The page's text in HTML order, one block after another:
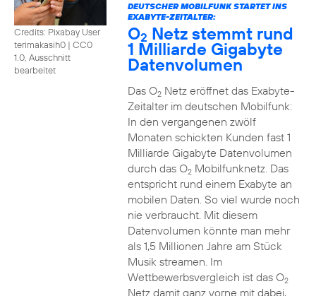
Credits: Pixabay User
terimakasih0 | CC0
1.0, Ausschnitt
bearbeitet
DEUTSCHER MOBILFUNK STARTET INS
EXABYTE-ZEITALTER:
O2 Netz stemmt rund
1 Milliarde Gigabyte
Datenvolumen
Das O2Netz eröffnet das Exabyte-
Zeitalter im deutschen Mobilfunk:
In den vergangenen zwölf
Monaten schickten Kunden fast 1
Milliarde Gigabyte Datenvolumen
durch das O2Mobilfunknetz. Das
entspricht rund einem Exabyte an
mobilen Daten. So viel wurde noch
nie verbraucht. Mit diesem
Datenvolumen könnte man mehr
als 1,5 Millionen Jahre am Stück
Musik streamen. Im
Wettbewerbsvergleich ist das O2
Netz damit ganz vorne mit dabei,